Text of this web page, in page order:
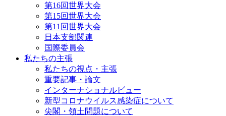
第16回世界大会
第15回世界大会
第11回世界大会
日本支部関連
国際委員会
私たちの主張
私たちの視点・主張
重要記事・論文
インターナショナルビュー
新型コロナウイルス感染症について
尖閣・領土問題について